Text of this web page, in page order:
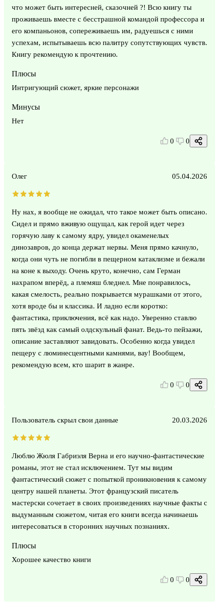
что может быть интересней, сказочней ?! Всю книгу ты
проживаешь вместе с бесстрашной командой профессора и
его компаньонов, сопереживаешь им, радуешься с ними
успехам, испытываешь всю палитру сопутствующих чувств.
Книгу рекомендую к прочтению.
Плюсы
Интригующий сюжет, яркие персонажи
Минусы
Нет
0 0
Олег 05.04.2026
Ну нах, я вообще не ожидал, что такое может быть описано.
Сидел и прямо вживую ощущал, как герой идет через
горячую лаву к самому ядру, увидел окаменелых
динозавров, до конца держат нервы. Меня прямо качнуло,
когда они чуть не погибли в пещерном катаклизме и бежали
на коне к выходу. Очень круто, конечно, сам Герман
нахрапом вперёд, а племяш бледнел. Мне понравилось,
какая смелость, реально покрывается мурашками от этого,
хотя вроде бы и классика. И ладно если коротко:
фантастика, приключения, всё как надо. Уверенно ставлю
пять звёзд как самый олдскульный фанат. Ведь-то пейзажи,
описание заставляют завидовать. Особенно когда увидел
пещеру с люминесцентными камнями, вау! Вообщем,
рекомендую всем, кто шарит в жанре.
0 0
Пользователь скрыл свои данные 20.03.2026
Люблю Жюля Габриэля Верна и его научно-фантастические
романы, этот не стал исключением. Тут мы видим
фантастический сюжет с попыткой проникновения к самому
центру нашей планеты. Этот французский писатель
мастерски сочетает в своих произведениях научные факты с
выдуманным сюжетом, читая его книги всегда начинаешь
интересоваться в сторонних научных познаниях.
Плюсы
Хорошее качество книги
0 0